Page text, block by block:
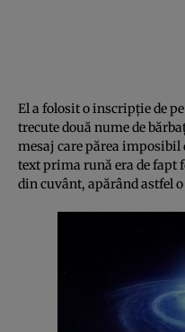
El a folosit o inscripţie de
trecute două nume de
mesaj care părea imposibil
text prima rună era de
din cuvânt, apărând astfel